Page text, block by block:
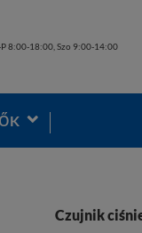
8:00-18:00, Szo 9:00-14:00
Czujnik